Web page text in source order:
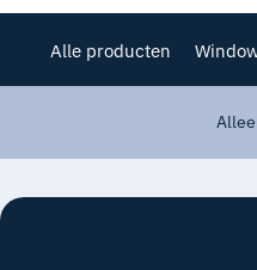
Alle producten